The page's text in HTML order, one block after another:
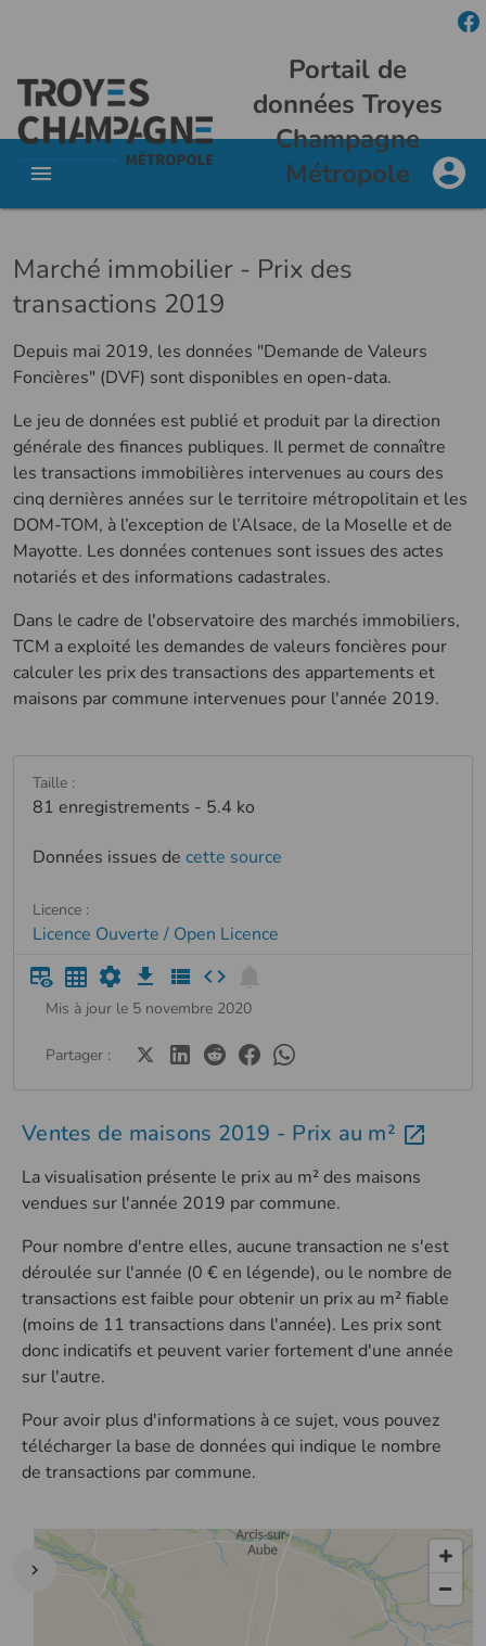
Portail de
données Troyes
Champagne
Métropole
Marché immobilier - Prix des
transactions 2019
Depuis mai 2019, les données "Demande de Valeurs
Foncières" (DVF) sont disponibles en open-data.
Le jeu de données est publié et produit par la direction
générale des finances publiques. Il permet de connaître
les transactions immobilières intervenues au cours des
cinq dernières années sur le territoire métropolitain et les
DOM-TOM, à l’exception de l’Alsace, de la Moselle et de
Mayotte. Les données contenues sont issues des actes
notariés et des informations cadastrales.
Dans le cadre de l'observatoire des marchés immobiliers,
TCM a exploité les demandes de valeurs foncières pour
calculer les prix des transactions des appartements et
maisons par commune intervenues pour l'année 2019.
Taille :
81 enregistrements - 5.4 ko
Données issues de cette source
Licence :
Licence Ouverte / Open Licence
Mis à jour le 5 novembre 2020
Partager :
Ventes de maisons 2019 - Prix au m²
La visualisation présente le prix au m² des maisons
vendues sur l'année 2019 par commune.
Pour nombre d'entre elles, aucune transaction ne s'est
déroulée sur l'année (0 € en légende), ou le nombre de
transactions est faible pour obtenir un prix au m² fiable
(moins de 11 transactions dans l'année). Les prix sont
donc indicatifs et peuvent varier fortement d'une année
sur l'autre.
Pour avoir plus d'informations à ce sujet, vous pouvez
télécharger la base de données qui indique le nombre
de transactions par commune.